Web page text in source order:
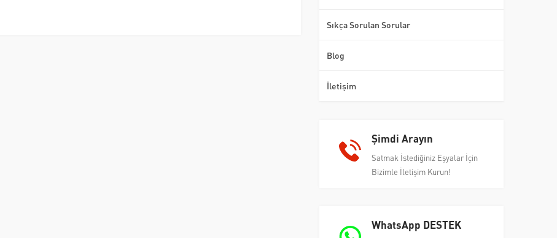
Sıkça Sorulan Sorular
Blog
İletişim
Şimdi Arayın
Satmak İstediğiniz Eşyalar İçin
Bizimle İletişim Kurun!
WhatsApp DESTEK